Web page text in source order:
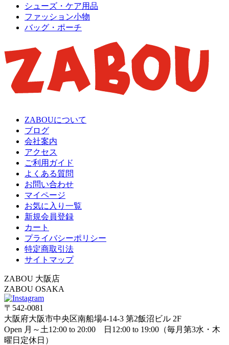
シューズ・ケア用品
ファッション小物
バッグ・ポーチ
ZABOUについて
ブログ
会社案内
アクセス
ご利用ガイド
よくある質問
お問い合わせ
マイページ
お気に入り一覧
新規会員登録
カート
プライバシーポリシー
特定商取引法
サイトマップ
ZABOU 大阪店
ZABOU OSAKA
〒542-0081
大阪府大阪市中央区南船場4-14-3 第2飯沼ビル 2F
Open 月～土12:00 to 20:00 日12:00 to 19:00（毎月第3水・木
曜日定休日）